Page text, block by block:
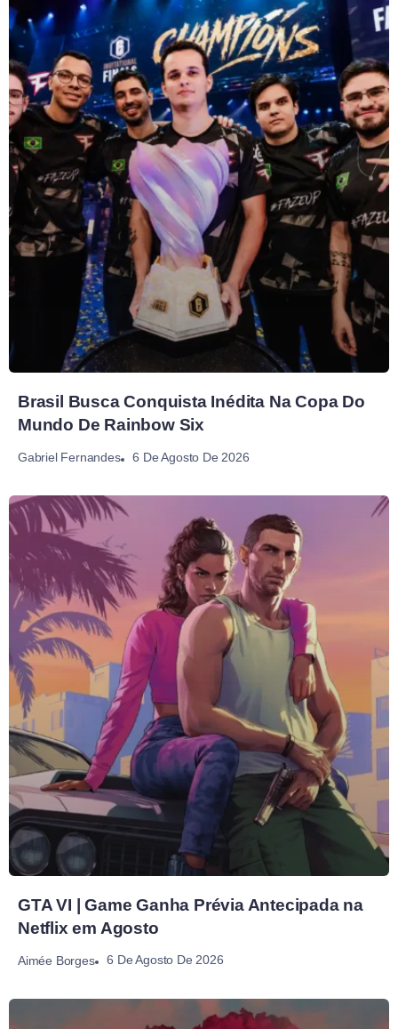
Brasil Busca Conquista Inédita Na Copa Do
Mundo De Rainbow Six
Gabriel Fernandes 6 De Agosto De 2026
GTA VI | Game Ganha Prévia Antecipada na
Netflix em Agosto
Aimée Borges 6 De Agosto De 2026